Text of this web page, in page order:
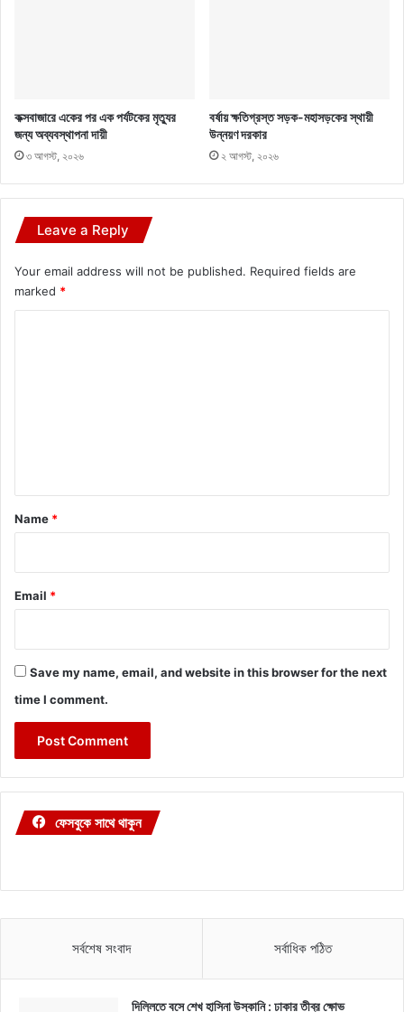
কক্সবাজারে একের পর এক পর্যটকের মৃত্যুর
জন্য অব্যবস্থাপনা দায়ী
৩ আগস্ট, ২০২৬
বর্ষায় ক্ষতিগ্রস্ত সড়ক-মহাসড়কের স্থায়ী
উন্নয়ণ দরকার
২ আগস্ট, ২০২৬
Leave a Reply
Your email address will not be published. Required fields are
marked *
*
Name *
Email *
Save my name, email, and website in this browser for the next
time I comment.
ফেসবুকে সাথে থাকুন
সর্বশেষ সংবাদ সর্বাধিক পঠিত
দিল্লিতে বসে শেখ হাসিনা উস্কানি : ঢাকার তীব্র ক্ষোভ